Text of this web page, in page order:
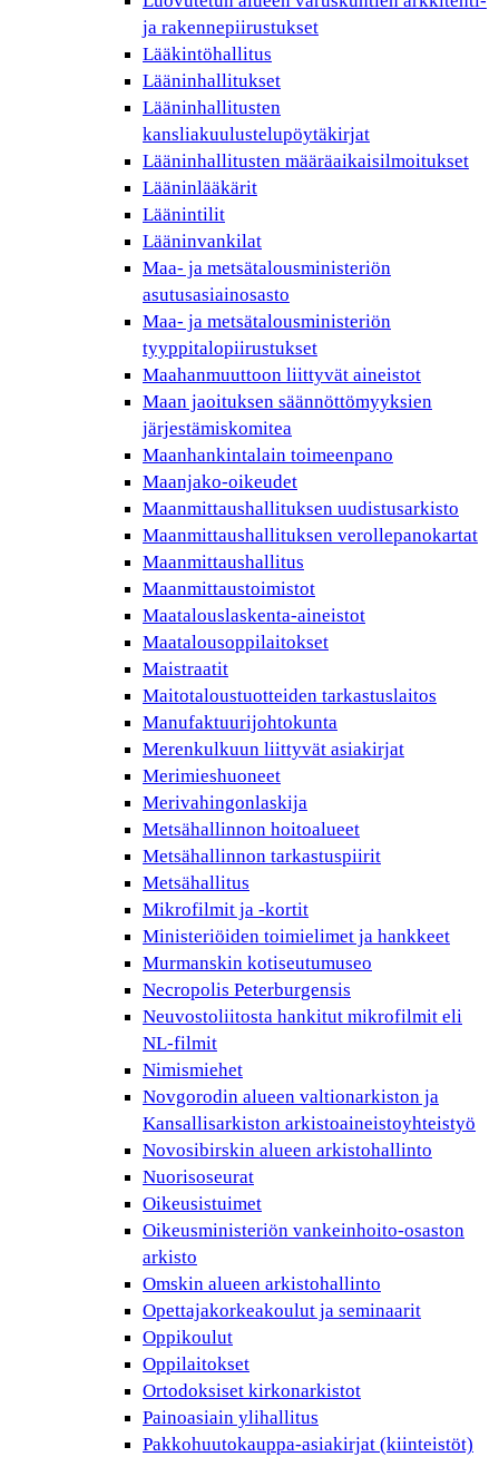
ja rakennepiirustukset
Lääkintöhallitus
Lääninhallitukset
Lääninhallitusten
kansliakuulustelupöytäkirjat
Lääninhallitusten määräaikaisilmoitukset
Lääninlääkärit
Läänintilit
Lääninvankilat
Maa- ja metsätalousministeriön
asutusasiainosasto
Maa- ja metsätalousministeriön
tyyppitalopiirustukset
Maahanmuuttoon liittyvät aineistot
Maan jaoituksen säännöttömyyksien
järjestämiskomitea
Maanhankintalain toimeenpano
Maanjako-oikeudet
Maanmittaushallituksen uudistusarkisto
Maanmittaushallituksen verollepanokartat
Maanmittaushallitus
Maanmittaustoimistot
Maatalouslaskenta-aineistot
Maatalousoppilaitokset
Maistraatit
Maitotaloustuotteiden tarkastuslaitos
Manufaktuurijohtokunta
Merenkulkuun liittyvät asiakirjat
Merimieshuoneet
Merivahingonlaskija
Metsähallinnon hoitoalueet
Metsähallinnon tarkastuspiirit
Metsähallitus
Mikrofilmit ja -kortit
Ministeriöiden toimielimet ja hankkeet
Murmanskin kotiseutumuseo
Necropolis Peterburgensis
Neuvostoliitosta hankitut mikrofilmit eli
NL-filmit
Nimismiehet
Novgorodin alueen valtionarkiston ja
Kansallisarkiston arkistoaineistoyhteistyö
Novosibirskin alueen arkistohallinto
Nuorisoseurat
Oikeusistuimet
Oikeusministeriön vankeinhoito-osaston
arkisto
Omskin alueen arkistohallinto
Opettajakorkeakoulut ja seminaarit
Oppikoulut
Oppilaitokset
Ortodoksiset kirkonarkistot
Painoasiain ylihallitus
Pakkohuutokauppa-asiakirjat (kiinteistöt)